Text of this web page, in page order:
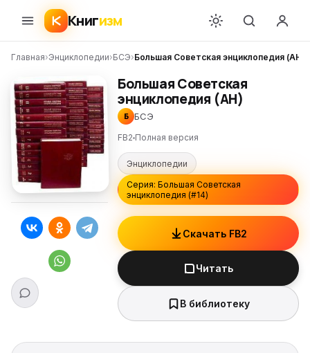
Книгизм
Главная›Энциклопедии›БСЭ›Большая Советская энциклопедия (АН)
Большая Советская
энциклопедия (АН)
Б БСЭ
FB2 Полная версия
Энциклопедии
Серия: Большая Советская
энциклопедия (#14)
Скачать FB2
Читать
В библиотеку